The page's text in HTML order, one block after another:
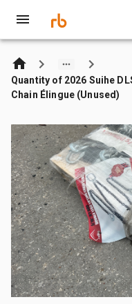
Quantity of 2026 Suihe
Chain Élingue (Unused)